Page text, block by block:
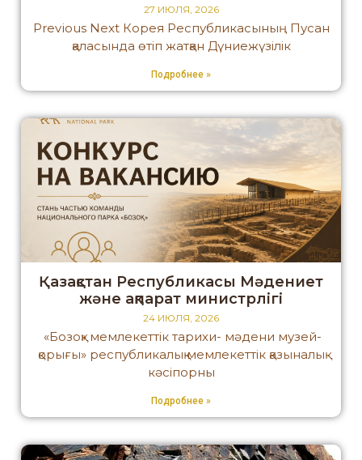
27 ИЮЛЯ, 2026
Previous Next Корея Республикасының Пусан
қаласында өтіп жатқан Дүниежүзілік
Подробнее »
Қазақстан Республикасы Мәдениет
және ақпарат министрлігі
24 ИЮЛЯ, 2026
«Бозоқ» мемлекеттік тарихи- мәдени музей-
қорығы» республикалық мемлекеттік қазыналық
кәсіпорны
Подробнее »